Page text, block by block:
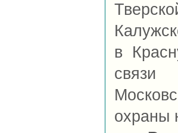
в
связи
охраны